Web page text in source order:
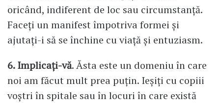
oricând, indiferent de loc sau circumstanță.
Faceți un manifest împotriva formei și
ajutați-i să se închine cu viață și entuziasm.
6. Implicați-vă. Ăsta este un domeniu în care
noi am făcut mult prea puțin. Ieșiți cu copiii
voștri în spitale sau în locuri în care există